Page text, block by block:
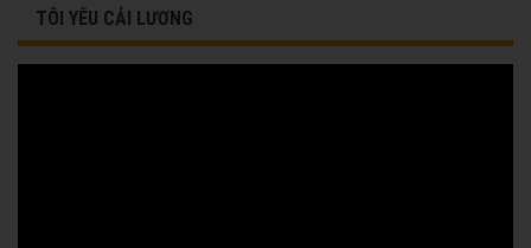
TÔI YÊU CẢI LƯƠNG